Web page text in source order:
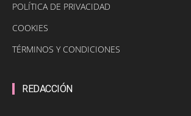
POLÍTICA DE PRIVACIDAD
COOKIES
TÉRMINOS Y CONDICIONES
REDACCIÓN